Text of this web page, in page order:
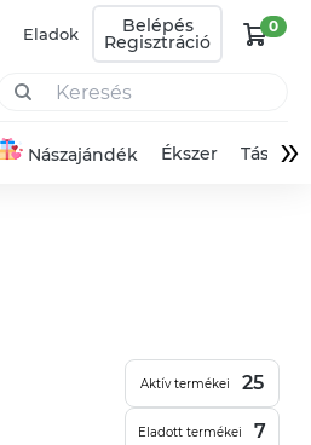
Eladok Belépés
Regisztráció
0
Nászajándék Ékszer Táska»
Aktív termékei 25
Eladott termékei 7